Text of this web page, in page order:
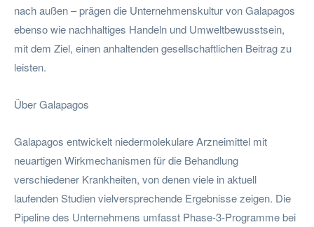
nach außen – prägen die Unternehmenskultur von Galapagos
ebenso wie nachhaltiges Handeln und Umweltbewusstsein,
mit dem Ziel, einen anhaltenden gesellschaftlichen Beitrag zu
leisten.
Über Galapagos
Galapagos entwickelt niedermolekulare Arzneimittel mit
neuartigen Wirkmechanismen für die Behandlung
verschiedener Krankheiten, von denen viele in aktuell
laufenden Studien vielversprechende Ergebnisse zeigen. Die
Pipeline des Unternehmens umfasst Phase-3-Programme bei